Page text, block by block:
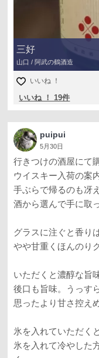
三好
山口 / 阿武の鶴酒造
いいね ！
いいね ！ 19件
puipui
5月30日
行きつけの酒屋にて
ウイスキー入荷の案
手ぶらで帰るのも冴
酒から選んで手に取
グラスに注ぐと香り
やや甘重くほんのり
いただくと濃醇な旨
後口も旨味。うっす
思ったより甘さ控えめ
氷を入れていただく
氷を入れて冷やした